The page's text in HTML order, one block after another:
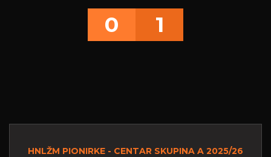
0 1
HNLŽM PIONIRKE - CENTAR SKUPINA A 2025/26